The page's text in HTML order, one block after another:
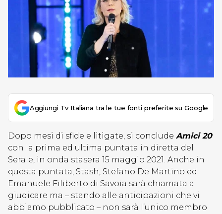
Aggiungi Tv Italiana tra le tue fonti preferite su Google
Dopo mesi di sfide e litigate, si conclude Amici 20
con la prima ed ultima puntata in diretta del
Serale, in onda stasera 15 maggio 2021. Anche in
questa puntata, Stash, Stefano De Martino ed
Emanuele Filiberto di Savoia sarà chiamata a
giudicare ma – stando alle anticipazioni che vi
abbiamo pubblicato – non sarà l’unico membro